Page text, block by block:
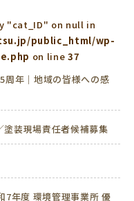
"cat_ID" on null in
public_html/wp-
on line 37
周年｜地域の皆様への感
塗装現場責任者候補募集
和7年度 環境管理事業所 優